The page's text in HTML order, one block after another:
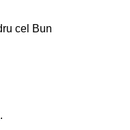
cont
la
cel Bun
.